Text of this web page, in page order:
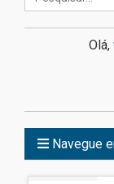
Olá,
Navegue